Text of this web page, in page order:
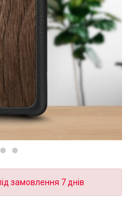
замовлення 7 днів